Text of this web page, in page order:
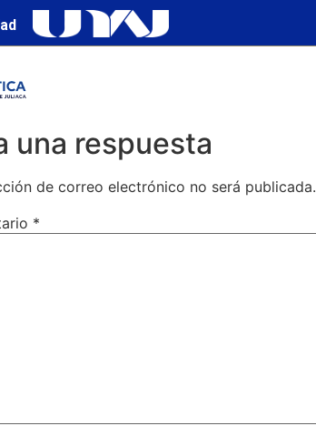
una respuesta
de correo electrónico no será publicada.
*